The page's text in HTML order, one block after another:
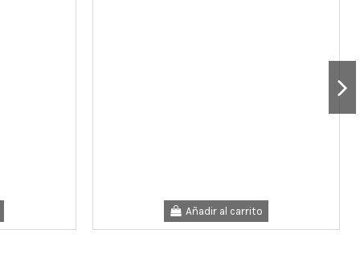
Añadir al carrito